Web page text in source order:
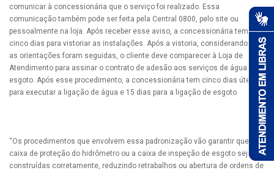
comunicar à concessionária que o serviço foi realizado. Essa
comunicação também pode ser feita pela Central 0800, pelo site ou
pessoalmente na loja. Após receber esse aviso, a concessionária tem
cinco dias para vistoriar as instalações. Após a vistoria, considerando que
as orientações foram seguidas, o cliente deve comparecer à Loja de
Atendimento para assinar o contrato de adesão aos serviços de água e
esgoto. Após esse procedimento, a concessionária tem cinco dias úteis
para executar a ligação de água e 15 dias para a ligação de esgoto.
“Os procedimentos que envolvem essa padronização vão garantir que a
caixa de proteção do hidrômetro ou a caixa de inspeção de esgoto sejam
construídas corretamente, reduzindo retrabalhos ou abertura de ordens de